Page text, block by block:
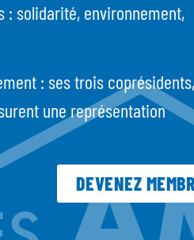
solidarité, environnement,
: ses trois coprésidents,
une représentation
DEVENEZ